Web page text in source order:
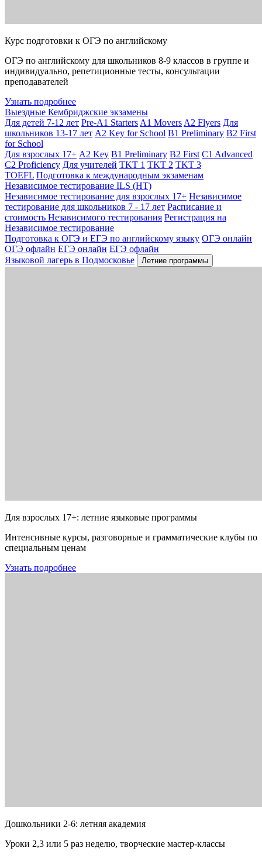
Курс подготовки к ОГЭ по английскому
ОГЭ по английскому для школьников 8-9 классов в группе и
индивидуально, репетиционные тесты, консультации
преподавателей
Узнать подробнее
Выездные Кембриджские экзамены
Для детей 7-12 лет Pre-A1 Starters A1 Movers A2 Flyers Для
школьников 13-17 лет A2 Key for School B1 Preliminary B2 First
for School
Для взрослых 17+ A2 Key B1 Preliminary B2 First C1 Advanced
C2 Proficiency Для учителей TKT 1 TKT 2 TKT 3
TOEFL Подготовка к международным экзаменам
Независимое тестирование ILS (НТ)
Независимое тестирование для взрослых 17+ Независимое
тестирование для школьников 7 - 17 лет Расписание и
стоимость Независимого тестирования Регистрация на
Независимое тестирование
Подготовка к ОГЭ и ЕГЭ по английскому языку ОГЭ онлайн
ОГЭ офлайн ЕГЭ онлайн ЕГЭ офлайн
Языковой лагерь в Подмосковье
Летние программы
Для взрослых 17+: летние языковые программы
Интенсивные курсы, разговорные и грамматические клубы по
специальным ценам
Узнать подробнее
Дошкольники 2-6: летняя академия
Уроки 2,3 или 5 раз неделю, творческие мастер-классы